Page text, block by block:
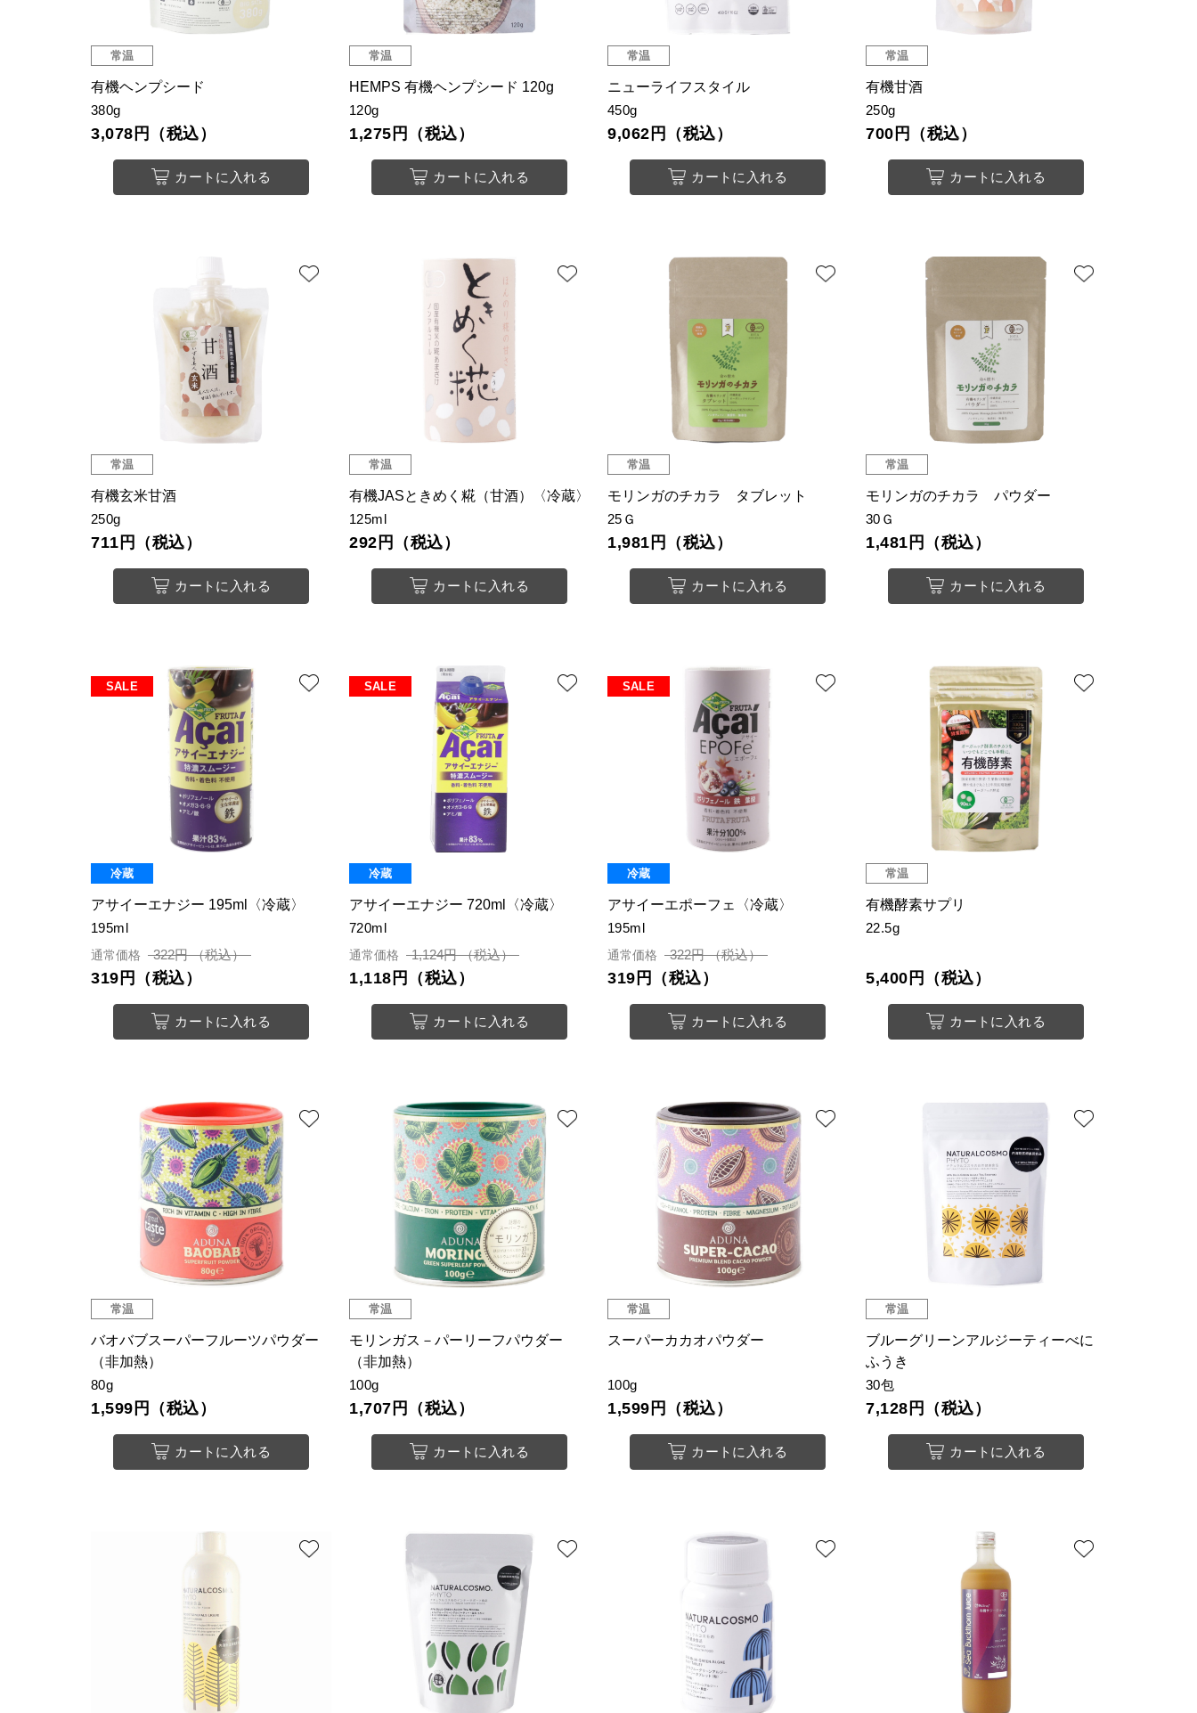
常温
有機ヘンプシード
380g
3,078円（税込）
カートに入れる
常温
HEMPS 有機ヘンプシード 120g
120g
1,275円（税込）
カートに入れる
常温
ニューライフスタイル
450g
9,062円（税込）
カートに入れる
常温
有機甘酒
250g
700円（税込）
カートに入れる
常温
有機玄米甘酒
250g
711円（税込）
カートに入れる
常温
有機JASときめく糀（甘酒）〈冷蔵〉
125ml
292円（税込）
カートに入れる
常温
モリンガのチカラ タブレット
25Ｇ
1,981円（税込）
カートに入れる
常温
モリンガのチカラ パウダー
30Ｇ
1,481円（税込）
カートに入れる
SALE
冷蔵
アサイーエナジー 195ml〈冷蔵〉
195ml
通常価格 322円 （税込）
319円（税込）
カートに入れる
SALE
冷蔵
アサイーエナジー 720ml〈冷蔵〉
720ml
通常価格 1,124円 （税込）
1,118円（税込）
カートに入れる
SALE
冷蔵
アサイーエポーフェ〈冷蔵〉
195ml
通常価格 322円 （税込）
319円（税込）
カートに入れる
常温
有機酵素サプリ
22.5g
5,400円（税込）
カートに入れる
常温
バオバブスーパーフルーツパウダー
（非加熱）
80g
1,599円（税込）
カートに入れる
常温
モリンガス－パーリーフパウダー
（非加熱）
100g
1,707円（税込）
カートに入れる
常温
スーパーカカオパウダー
100g
1,599円（税込）
カートに入れる
常温
ブルーグリーンアルジーティーべに
ふうき
30包
7,128円（税込）
カートに入れる